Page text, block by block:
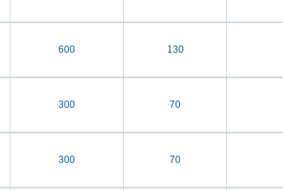
600 130
300 70
300 70